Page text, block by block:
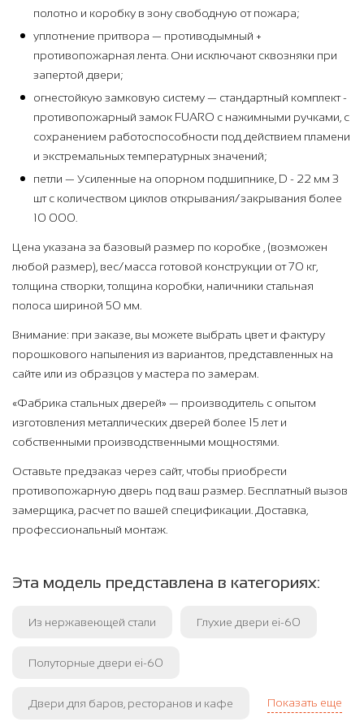
полотно и коробку в зону свободную от пожара;
уплотнение притвора — противодымный +
противопожарная лента. Они исключают сквозняки при
запертой двери;
огнестойкую замковую систему — стандартный комплект -
противопожарный замок FUARO с нажимными ручками, с
сохранением работоспособности под действием пламени
и экстремальных температурных значений;
петли — Усиленные на опорном подшипнике, D - 22 мм 3
шт с количеством циклов открывания/закрывания более
10 000.
Цена указана за базовый размер по коробке , (возможен
любой размер), вес/масса готовой конструкции от 70 кг,
толщина створки, толщина коробки, наличники стальная
полоса шириной 50 мм.
Внимание: при заказе, вы можете выбрать цвет и фактуру
порошкового напыления из вариантов, представленных на
сайте или из образцов у мастера по замерам.
«Фабрика стальных дверей» — производитель с опытом
изготовления металлических дверей более 15 лет и
собственными производственными мощностями.
Оставьте предзаказ через сайт, чтобы приобрести
противопожарную дверь под ваш размер. Бесплатный вызов
замерщика, расчет по вашей спецификации. Доставка,
профессиональный монтаж.
Эта модель представлена в категориях:
Из нержавеющей стали Глухие двери ei-60
Полуторные двери ei-60
Двери для баров, ресторанов и кафе Показать еще